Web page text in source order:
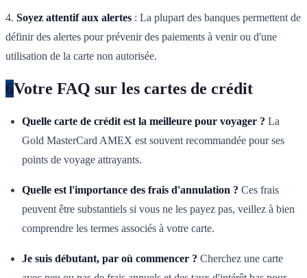
4. Soyez attentif aux alertes : La plupart des banques permettent de
définir des alertes pour prévenir des paiements à venir ou d'une
utilisation de la carte non autorisée.
6Votre FAQ sur les cartes de crédit
Quelle carte de crédit est la meilleure pour voyager ? La
Gold MasterCard AMEX est souvent recommandée pour ses
points de voyage attrayants.
Quelle est l'importance des frais d'annulation ? Ces frais
peuvent être substantiels si vous ne les payez pas, veillez à bien
comprendre les termes associés à votre carte.
Je suis débutant, par où commencer ? Cherchez une carte